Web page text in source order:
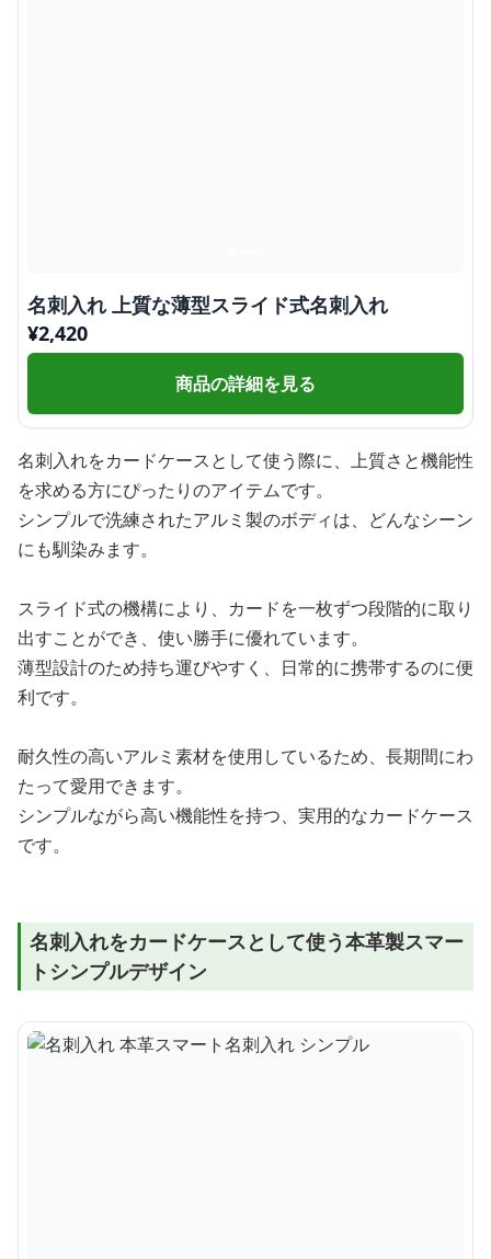
名刺入れ 上質な薄型スライド式名刺入れ
¥2,420
商品の詳細を見る
名刺入れをカードケースとして使う際に、上質さと機能性
を求める方にぴったりのアイテムです。
シンプルで洗練されたアルミ製のボディは、どんなシーン
にも馴染みます。
スライド式の機構により、カードを一枚ずつ段階的に取り
出すことができ、使い勝手に優れています。
薄型設計のため持ち運びやすく、日常的に携帯するのに便
利です。
耐久性の高いアルミ素材を使用しているため、長期間にわ
たって愛用できます。
シンプルながら高い機能性を持つ、実用的なカードケース
です。
名刺入れをカードケースとして使う本革製スマー
トシンプルデザイン